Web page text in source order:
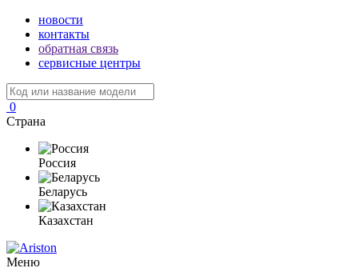
новости
контакты
обратная связь
сервисные центры
0
Страна
Россия
Беларусь
Казахстан
Меню